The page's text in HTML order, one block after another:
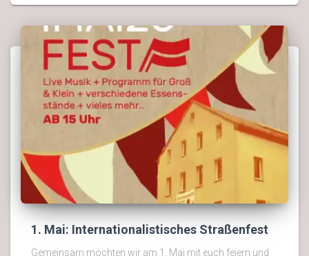
1. Mai: Internationalistisches Straßenfest
Gemeinsam möchten wir am 1. Mai mit euch feiern und